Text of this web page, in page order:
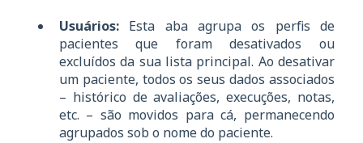
Usuários: Esta aba agrupa os perfis de
pacientes que foram desativados ou
excluídos da sua lista principal. Ao desativar
um paciente, todos os seus dados associados
– histórico de avaliações, execuções, notas,
etc. – são movidos para cá, permanecendo
agrupados sob o nome do paciente.